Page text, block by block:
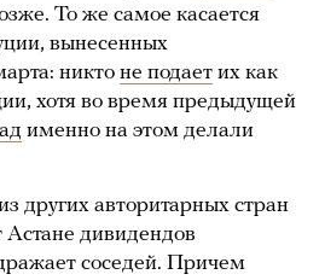
То же самое касается
вынесенных
никто не подает их как
хотя во время предыдущей
именно на этом делали
других авторитарных стран
дивидендов
соседей. Причем